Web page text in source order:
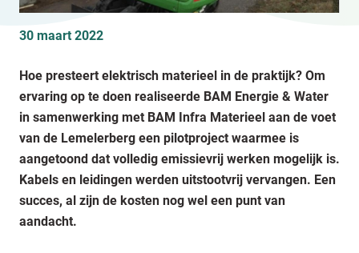
30 maart 2022
Hoe presteert elektrisch materieel in de praktijk? Om
ervaring op te doen realiseerde BAM Energie & Water
in samenwerking met BAM Infra Materieel aan de voet
van de Lemelerberg een pilotproject waarmee is
aangetoond dat volledig emissievrij werken mogelijk is.
Kabels en leidingen werden uitstootvrij vervangen. Een
succes, al zijn de kosten nog wel een punt van
aandacht.